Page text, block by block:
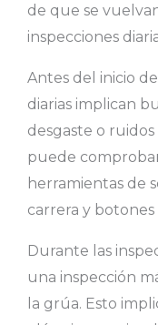
de que se
inspecciones
Antes del inicio
diarias implican
desgaste o
puede
herramientas de
carrera y
Durante las
una inspección
la grúa. Esto